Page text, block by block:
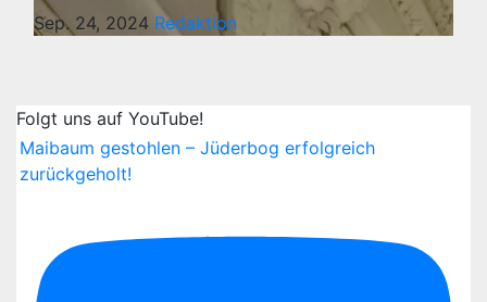
Sep. 24, 2024 Redaktion
Folgt uns auf YouTube!
Maibaum gestohlen – Jüderbog erfolgreich
zurückgeholt!